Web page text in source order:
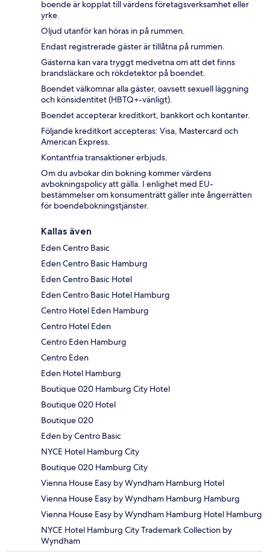
boende är kopplat till värdens företagsverksamhet eller
yrke.
Oljud utanför kan höras in på rummen.
Endast registrerade gäster är tillåtna på rummen.
Gästerna kan vara tryggt medvetna om att det finns
brandsläckare och rökdetektor på boendet.
Boendet välkomnar alla gäster, oavsett sexuell läggning
och könsidentitet (HBTQ+-vänligt).
Boendet accepterar kreditkort, bankkort och kontanter.
Följande kreditkort accepteras: Visa, Mastercard och
American Express.
Kontantfria transaktioner erbjuds.
Om du avbokar din bokning kommer värdens
avbokningspolicy att gälla. I enlighet med EU-
bestämmelser om konsumenträtt gäller inte ångerrätten
för boendebokningstjänster.
Kallas även
Eden Centro Basic
Eden Centro Basic Hamburg
Eden Centro Basic Hotel
Eden Centro Basic Hotel Hamburg
Centro Hotel Eden Hamburg
Centro Hotel Eden
Centro Eden Hamburg
Centro Eden
Eden Hotel Hamburg
Boutique 020 Hamburg City Hotel
Boutique 020 Hotel
Boutique 020
Eden by Centro Basic
NYCE Hotel Hamburg City
Boutique 020 Hamburg City
Vienna House Easy by Wyndham Hamburg Hotel
Vienna House Easy by Wyndham Hamburg Hamburg
Vienna House Easy by Wyndham Hamburg Hotel Hamburg
NYCE Hotel Hamburg City Trademark Collection by
Wyndham